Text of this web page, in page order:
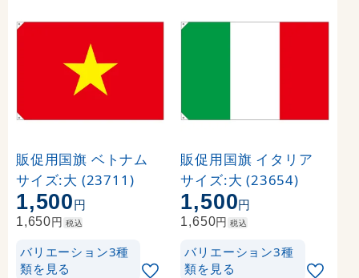
販促用国旗 ベトナム
サイズ:大 (23711)
1,500円
1,650円 税込
バリエーション3種
類を見る
販促用国旗 イタリア
サイズ:大 (23654)
1,500円
1,650円 税込
バリエーション3種
類を見る